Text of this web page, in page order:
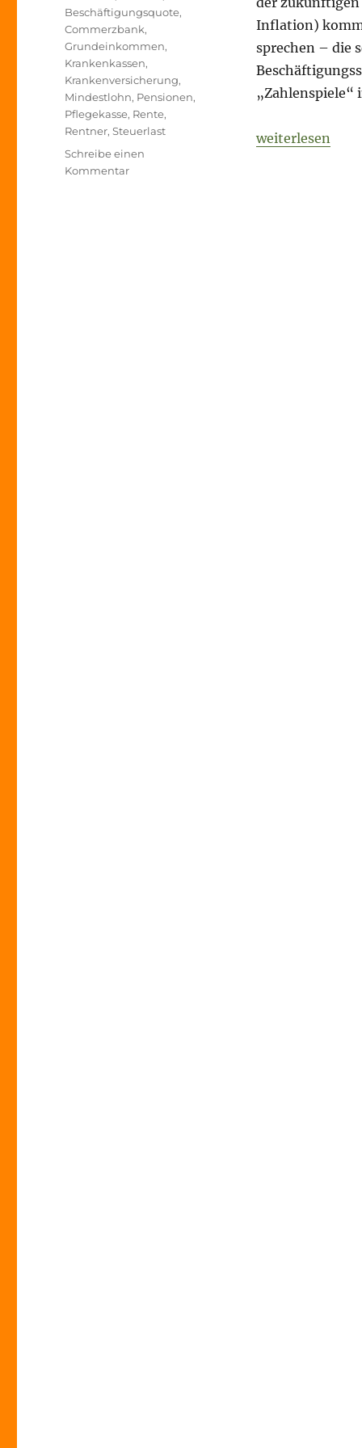
Inflation)
sprechen – die
„Zahlenspiele“
„Morning
weiterlesen
Beschäftigungsquote,
Commerzbank,
Grundeinkommen,
Krankenkassen,
Krankenversicherung,
Mindestlohn, Pensionen,
Pflegekasse, Rente,
Rentner,Steuerlast
Schreibe einen
Kommentarzu